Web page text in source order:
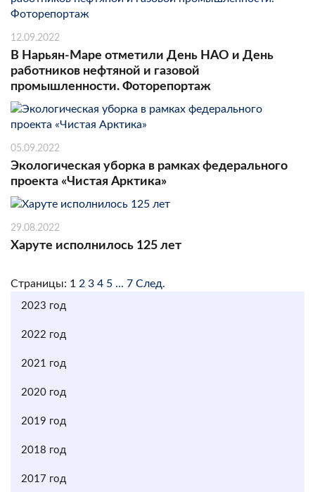
12.09.2022
В Нарьян-Маре отметили День НАО и День
работников нефтяной и газовой
промышленности. Фоторепортаж
05.09.2022
Экологическая уборка в рамках федерального
проекта «Чистая Арктика»
29.08.2022
Харуте исполнилось 125 лет
Страницы: 1 2 3 4 5 ... 7 След.
2023 год
2022 год
2021 год
2020 год
2019 год
2018 год
2017 год